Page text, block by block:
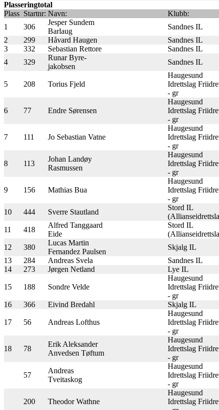
Plasseringtotal
Plass Startnr: Navn:
Klubb:
1
306
Jesper Sundem
Barlaug
Sandnes IL
2
299 Håvard Haugen
Sandnes IL
3
332 Sebastian Rettore
Sandnes IL
4
329
Runar Byre-
jakobsen
Sandnes IL
5 208 Torius Fjeld
Haugesund
Idrettslag
- gr
6 77 Endre Sørensen
Haugesund
Idrettslag
- gr
7 111 Jo Sebastian Vatne
Haugesund
Idrettslag
- gr
8 113
Johan Landøy
Rasmussen
Haugesund
Idrettslag
- gr
9 156 Mathias Bua
Haugesund
Idrettslag
- gr
10
444 Sverre Stautland
Stord IL
11
418
Alfred Tanggaard
Eide
Stord IL
12
380
Lucas Martin
Fernandez Paulsen
Skjalg IL
13
284 Andreas Svela
Sandnes IL
14
273 Jørgen Netland Lye IL
15 188 Sondre Velde
Haugesund
Idrettslag
- gr
16
366 Eivind Bredahl Skjalg IL
17 56 Andreas Lofthus
Haugesund
Idrettslag
- gr
18 78
Erik Aleksander
Anvedsen Tøftum
Haugesund
Idrettslag
- gr
57
Andreas
Tveitaskog
Haugesund
Idrettslag
- gr
200 Theodor Wathne
Haugesund
Idrettslag